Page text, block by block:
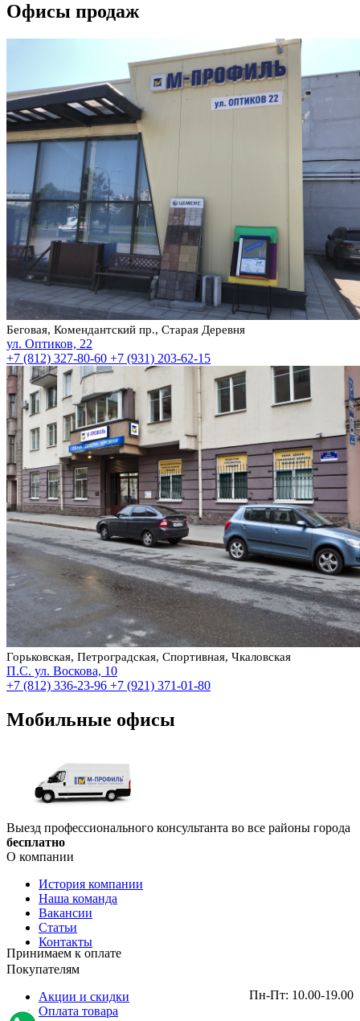
Офисы продаж
Беговая, Комендантский пр., Старая Деревня
ул. Оптиков, 22
+7 (812) 327-80-60 +7 (931) 203-62-15
Горьковская, Петроградская, Спортивная, Чкаловская
П.С. ул. Воскова, 10
+7 (812) 336-23-96 +7 (921) 371-01-80
Мобильные офисы
Выезд профессионального консультанта во все районы города
бесплатно
О компании
История компании
Наша команда
Вакансии
Статьи
Контакты
Покупателям
Акции и скидки
Оплата товара
Принимаем к оплате
Пн-Пт: 10.00-19.00